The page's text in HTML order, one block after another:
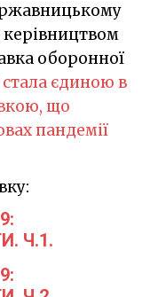
керівництвом
оборонної
стала єдиною в
що
пандемії
Ч.1.